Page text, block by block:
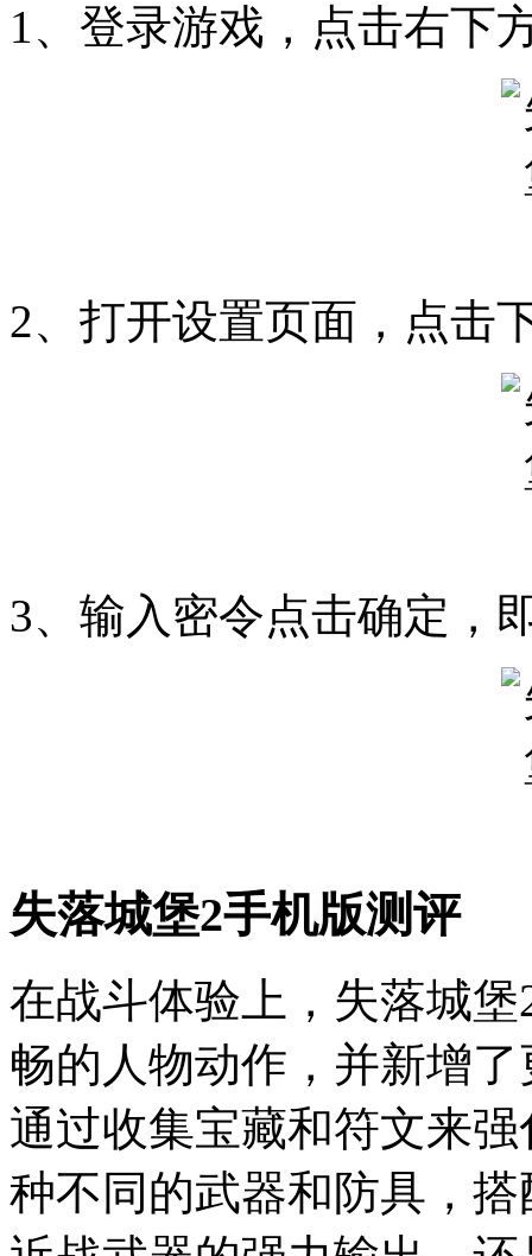
1、登录游戏，点击右下
2、打开设置页面，点击
3、输入密令点击确定，
失落城堡2手机版测评
在战斗体验上，失落城
畅的人物动作，并新增
通过收集宝藏和符文来
种不同的武器和防具，